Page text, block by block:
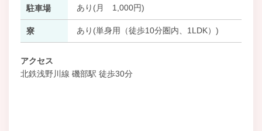
駐車場 あり(月 1,000円)
寮 あり(単身用（徒歩10分圏内、1LDK）)
アクセス
北鉄浅野川線 磯部駅 徒歩30分